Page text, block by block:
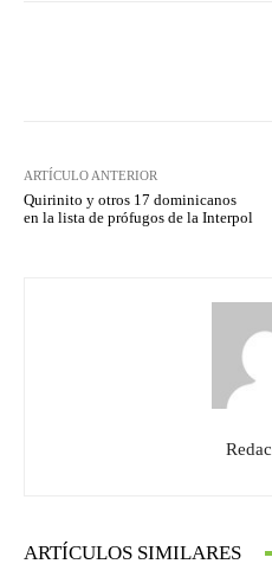
ARTÍCULO ANTERIOR
Quirinito y otros 17 dominicanos
en la lista de prófugos de la Interpol
ARTÍCULOS SIMILARES